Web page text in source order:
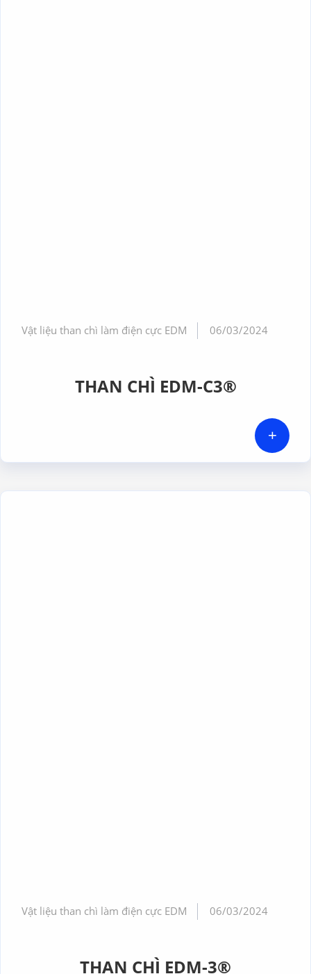
Vật liệu than chì làm điện cực EDM 06/03/2024
THAN CHÌ EDM-C3®
+
Vật liệu than chì làm điện cực EDM 06/03/2024
THAN CHÌ EDM-3®